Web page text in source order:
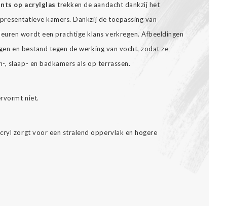
op acrylglas trekken de aandacht dankzij het
kamers. Dankzij de toepassing van
wordt een prachtige klans verkregen. Afbeeldingen
en bestand tegen de werking van vocht, zodat ze
slaap- en badkamers als op terrassen.
niet.
zorgt voor een stralend oppervlak en hogere